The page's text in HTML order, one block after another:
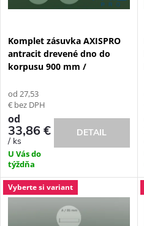
e
p
o
d
u
k
p
r
o
d
u
k
t
Komplet zásuvka AXISPRO
antracit drevené dno do
korpusu 900 mm /
od 27,53
€ bez DPH
od
33,86 €
/ ks
U Vás do
týždňa
DETAIL
Vyberte si variant